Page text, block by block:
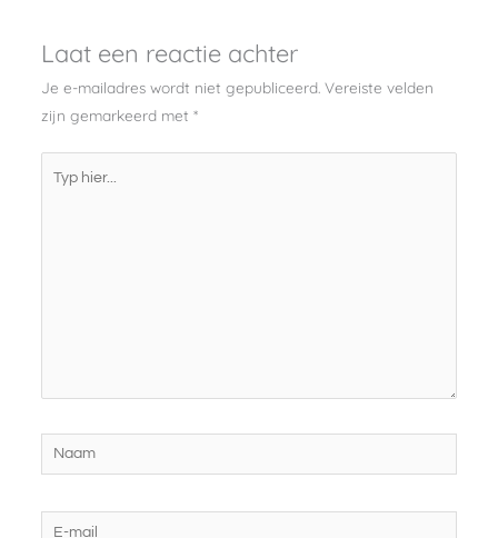
Laat een reactie achter
Je e-mailadres wordt niet gepubliceerd. Vereiste velden
zijn gemarkeerd met *
Naam